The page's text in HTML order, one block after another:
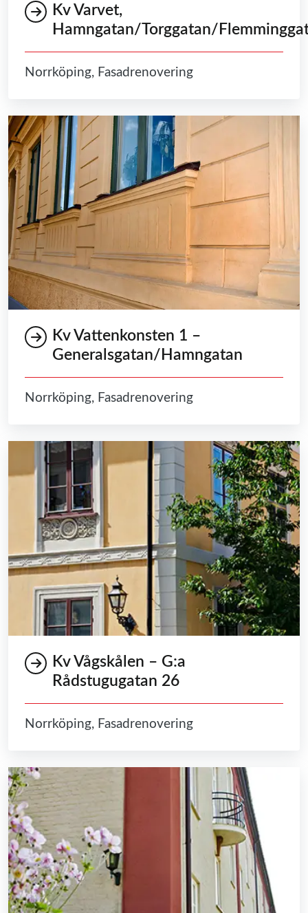
Kv Varvet,
Hamngatan/Torggatan/
Norrköping, Fasadrenovering
Kv Vattenkonsten 1 –
Generalsgatan/Hamngatan
Norrköping, Fasadrenovering
Kv Vågskålen – G:a
Rådstugugatan 26
Norrköping, Fasadrenovering